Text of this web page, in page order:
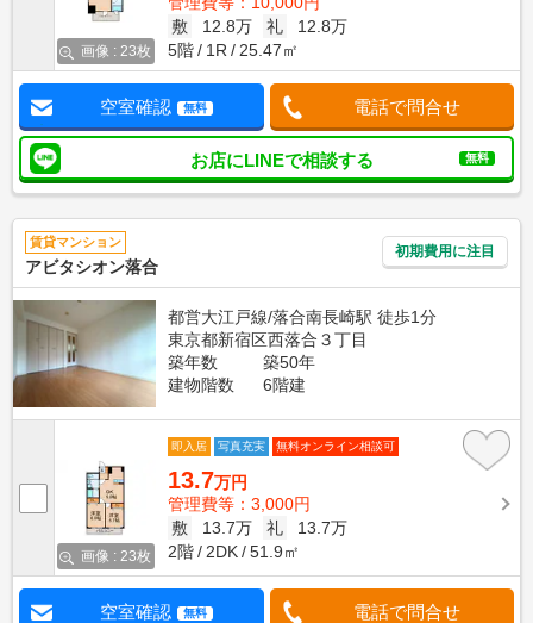
画像 : 23枚
敷
12.8万 礼
12.8万
5階
1R 25.47㎡
空室確認 無料 電話で問合せ
お店にLINEで相談する 無料
賃貸マンション
アビタシオン落合
初期費用に注目
都営大江戸線/落合南長崎駅 徒歩1分
東京都新宿区西落合３丁目
築年数
築50年
建物階数
6階建
画像 : 23枚
即入居 写真充実 無料オンライン相談可
13.7万円
管理費等：3,000円
敷
13.7万 礼
13.7万
2階
2DK 51.9㎡
空室確認 無料 電話で問合せ